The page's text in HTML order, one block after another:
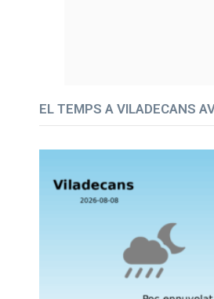
EL TEMPS A VILADECANS